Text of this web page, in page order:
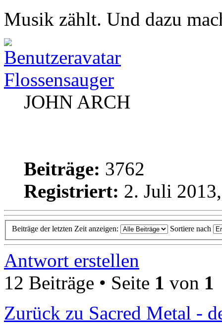
Musik zählt. Und dazu
Flossensauger
JOHN ARCH
Beiträge: 3762
Registriert: 2. Juli
Beiträge der letzten Zeit anzeigen: Sortiere nach
Antwort erstellen
12 Beiträge • Seite 1 von 1
Zurück zu Sacred Metal -